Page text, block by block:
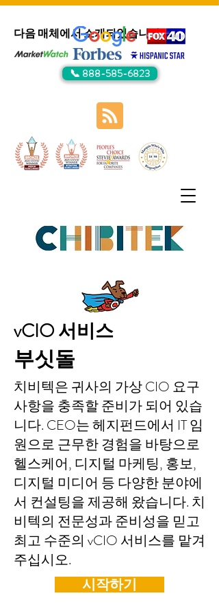
다음 매체에서 소개되었습니다:
📞 888-585-6823
vCIO 서비스
부싯돌
치비텍은 귀사의 가상 CIO 요구
사항을 충족할 준비가 되어 있습
니다. CEO는 헤지펀드에서 IT 임
원으로 근무한 경험을 바탕으로
헬스케어, 디지털 마케팅, 홍보,
디지털 미디어 등 다양한 분야에
서 컨설팅을 제공해 왔습니다. 치
비텍의 전문성과 준비성을 믿고
최고 수준의 vCIO 서비스를 맡겨
주십시오.
시작하기